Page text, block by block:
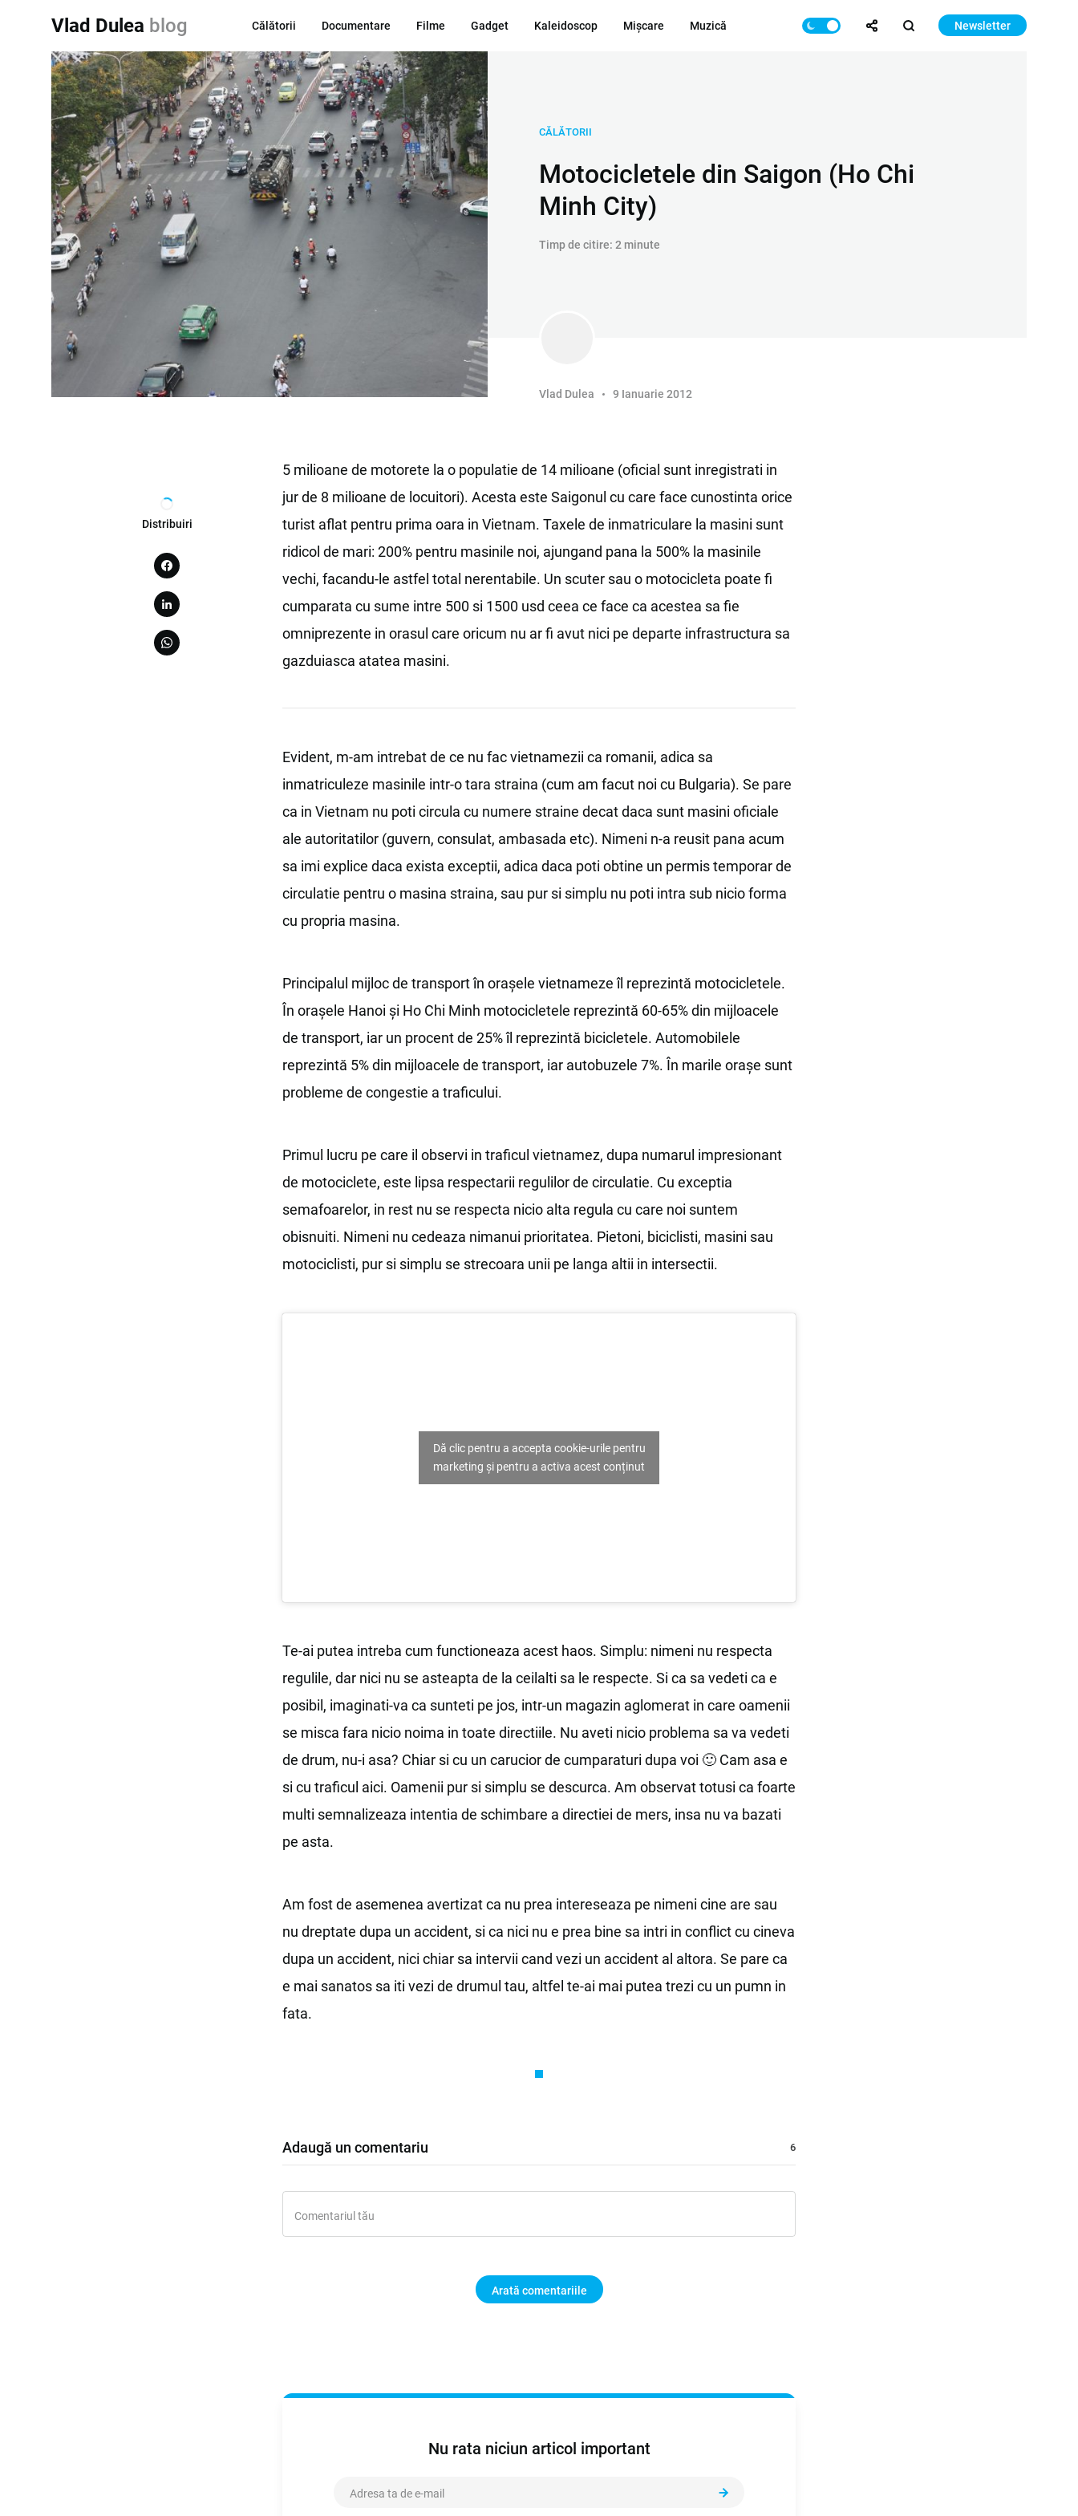
Vlad Dulea blog Călătorii Documentare Filme Gadget Kaleidoscop Mișcare Muzică Newsletter
CĂLĂTORII
Motocicletele din Saigon (Ho Chi
Minh City)
Timp de citire: 2 minute
Vlad Dulea 9 Ianuarie 2012
Distribuiri
5 milioane de motorete la o populatie de 14 milioane (oficial sunt inregistrati in
jur de 8 milioane de locuitori). Acesta este Saigonul cu care face cunostinta orice
turist aflat pentru prima oara in Vietnam. Taxele de inmatriculare la masini sunt
ridicol de mari: 200% pentru masinile noi, ajungand pana la 500% la masinile
vechi, facandu-le astfel total nerentabile. Un scuter sau o motocicleta poate fi
cumparata cu sume intre 500 si 1500 usd ceea ce face ca acestea sa fie
omniprezente in orasul care oricum nu ar fi avut nici pe departe infrastructura sa
gazduiasca atatea masini.
Evident, m-am intrebat de ce nu fac vietnamezii ca romanii, adica sa
inmatriculeze masinile intr-o tara straina (cum am facut noi cu Bulgaria). Se pare
ca in Vietnam nu poti circula cu numere straine decat daca sunt masini oficiale
ale autoritatilor (guvern, consulat, ambasada etc). Nimeni n-a reusit pana acum
sa imi explice daca exista exceptii, adica daca poti obtine un permis temporar de
circulatie pentru o masina straina, sau pur si simplu nu poti intra sub nicio forma
cu propria masina.
Principalul mijloc de transport în oraşele vietnameze îl reprezintă motocicletele.
În oraşele Hanoi şi Ho Chi Minh motocicletele reprezintă 60-65% din mijloacele
de transport, iar un procent de 25% îl reprezintă bicicletele. Automobilele
reprezintă 5% din mijloacele de transport, iar autobuzele 7%. În marile oraşe sunt
probleme de congestie a traficului.
Primul lucru pe care il observi in traficul vietnamez, dupa numarul impresionant
de motociclete, este lipsa respectarii regulilor de circulatie. Cu exceptia
semafoarelor, in rest nu se respecta nicio alta regula cu care noi suntem
obisnuiti. Nimeni nu cedeaza nimanui prioritatea. Pietoni, biciclisti, masini sau
motociclisti, pur si simplu se strecoara unii pe langa altii in intersectii.
Dă clic pentru a accepta cookie-urile pentru
marketing și pentru a activa acest conținut
Te-ai putea intreba cum functioneaza acest haos. Simplu: nimeni nu respecta
regulile, dar nici nu se asteapta de la ceilalti sa le respecte. Si ca sa vedeti ca e
posibil, imaginati-va ca sunteti pe jos, intr-un magazin aglomerat in care oamenii
se misca fara nicio noima in toate directiile. Nu aveti nicio problema sa va vedeti
de drum, nu-i asa? Chiar si cu un carucior de cumparaturi dupa voi 🙂 Cam asa e
si cu traficul aici. Oamenii pur si simplu se descurca. Am observat totusi ca foarte
multi semnalizeaza intentia de schimbare a directiei de mers, insa nu va bazati
pe asta.
Am fost de asemenea avertizat ca nu prea intereseaza pe nimeni cine are sau
nu dreptate dupa un accident, si ca nici nu e prea bine sa intri in conflict cu cineva
dupa un accident, nici chiar sa intervii cand vezi un accident al altora. Se pare ca
e mai sanatos sa iti vezi de drumul tau, altfel te-ai mai putea trezi cu un pumn in
fata.
Adaugă un comentariu
Arată comentariile
Nu rata niciun articol important